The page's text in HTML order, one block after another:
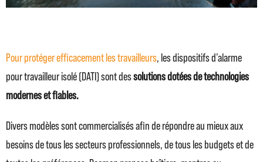
Pour protéger efficacement les travailleurs, les dispositifs d’alarme
pour travailleur isolé (DATI) sont dessolutions dotées de technologies
modernes et fiables.
Divers modèles sont commercialisés afin de répondre au mieux aux
besoins de tous les secteurs professionnels, de tous les budgets et de